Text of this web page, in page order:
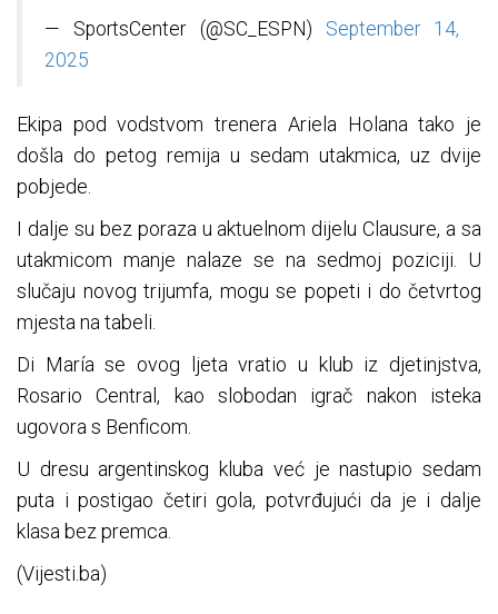
— SportsCenter (@SC_ESPN) September 14,
2025
Ekipa pod vodstvom trenera Ariela Holana tako je
došla do petog remija u sedam utakmica, uz dvije
pobjede.
I dalje su bez poraza u aktuelnom dijelu Clausure, a sa
utakmicom manje nalaze se na sedmoj poziciji. U
slučaju novog trijumfa, mogu se popeti i do četvrtog
mjesta na tabeli.
Di María se ovog ljeta vratio u klub iz djetinjstva,
Rosario Central, kao slobodan igrač nakon isteka
ugovora s Benficom.
U dresu argentinskog kluba već je nastupio sedam
puta i postigao četiri gola, potvrđujući da je i dalje
klasa bez premca.
(Vijesti.ba)